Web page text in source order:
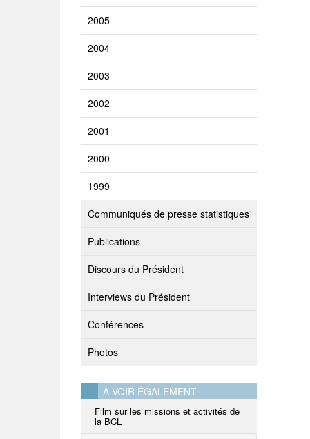
2005
2004
2003
2002
2001
2000
1999
Communiqués de presse statistiques
Publications
Discours du Président
Interviews du Président
Conférences
Photos
A VOIR ÉGALEMENT
Film sur les missions et activités de
la BCL